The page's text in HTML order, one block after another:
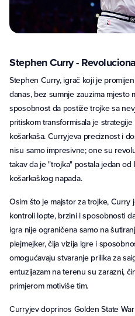
Stephen Curry -
Stephen Curry, igrač koji je
danas, bez sumnje zauzima mjesto
sposobnost da postiže trojke sa
pritiskom transformisala je
košarkaša. Curryjeva preciznost i
nisu samo impresivne; one su
takav da je "trojka" postala jedan
košarkaškog napada.
Osim što je majstor za trojke,
kontroli lopte, brzini i sposobnosti
igra nije ograničena samo na
plejmejker, čija vizija igre i
omogućavaju stvaranje prilika za
entuzijazam na terenu su zarazni,
primjerom motiviše tim.
Curryjev doprinos Golden State